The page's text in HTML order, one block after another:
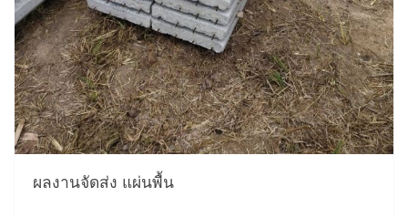
ผลงานจัดส่ง แผ่นพื้น